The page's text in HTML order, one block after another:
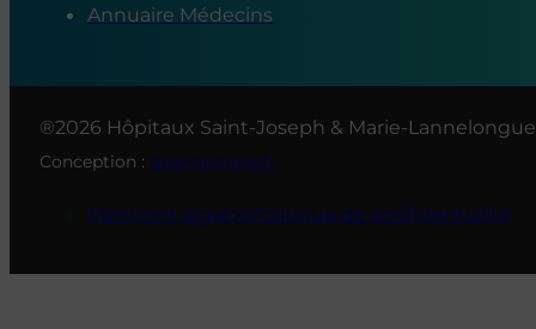
Annuaire Médecins
®2026 Hôpitaux Saint-Joseph & Marie-Lannelongue
Conception : givememore.fr
Mentions légalesPolitique de confidentialité